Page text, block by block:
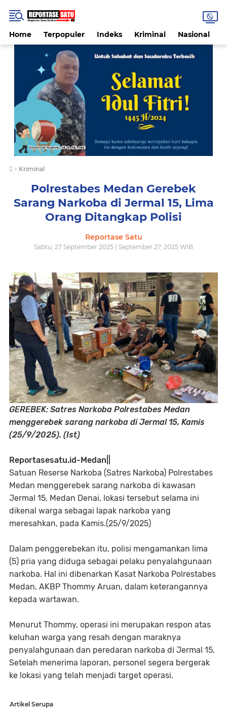
Home Terpopuler Indeks Kriminal Nasional
› Kriminal
Polrestabes Medan Gerebek
Sarang Narkoba di Jermal 15, Lima
Orang Ditangkap Polisi
Reportase Satu
Sabtu, 27 September 2025 | September 27, 2025 WIB
GEREBEK: Satres Narkoba Polrestabes Medan
menggerebek sarang narkoba di Jermal 15, Kamis
(25/9/2025). (Ist)
Reportasesatu.id-Medan||
Satuan Reserse Narkoba (Satres Narkoba) Polrestabes
Medan menggerebek sarang narkoba di kawasan
Jermal 15, Medan Denai, lokasi tersebut selama ini
dikenal warga sebagai lapak narkoba yang
meresahkan, pada Kamis.(25/9/2025)
Dalam penggerebekan itu, polisi mengamankan lima
(5) pria yang diduga sebagai pelaku penyalahgunaan
narkoba. Hal ini dibenarkan Kasat Narkoba Polrestabes
Medan, AKBP Thommy Aruan, dalam keterangannya
kepada wartawan.
Menurut Thommy, operasi ini merupakan respon atas
keluhan warga yang resah dengan maraknya
penyalahgunaan dan peredaran narkoba di Jermal 15.
Setelah menerima laporan, personel segera bergerak
ke lokasi yang telah menjadi target operasi.
Artikel Serupa